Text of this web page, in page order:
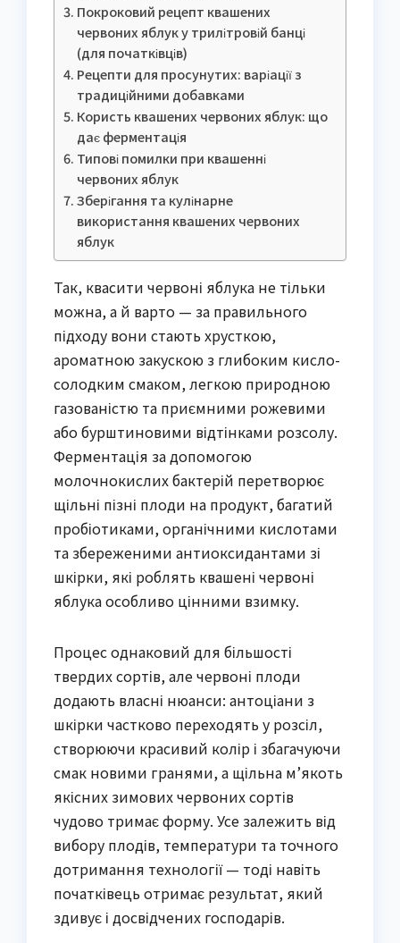
Покроковий рецепт квашених
червоних яблук у трилітровій банці
(для початківців)
Рецепти для просунутих: варіації з
традиційними добавками
Користь квашених червоних яблук: що
дає ферментація
Типові помилки при квашенні
червоних яблук
Зберігання та кулінарне
використання квашених червоних
яблук
Так, квасити червоні яблука не тільки
можна, а й варто — за правильного
підходу вони стають хрусткою,
ароматною закускою з глибоким кисло-
солодким смаком, легкою природною
газованістю та приємними рожевими
або бурштиновими відтінками розсолу.
Ферментація за допомогою
молочнокислих бактерій перетворює
щільні пізні плоди на продукт, багатий
пробіотиками, органічними кислотами
та збереженими антиоксидантами зі
шкірки, які роблять квашені червоні
яблука особливо цінними взимку.
Процес однаковий для більшості
твердих сортів, але червоні плоди
додають власні нюанси: антоціани з
шкірки частково переходять у розсіл,
створюючи красивий колір і збагачуючи
смак новими гранями, а щільна м’якоть
якісних зимових червоних сортів
чудово тримає форму. Усе залежить від
вибору плодів, температури та точного
дотримання технології — тоді навіть
початківець отримає результат, який
здивує і досвідчених господарів.